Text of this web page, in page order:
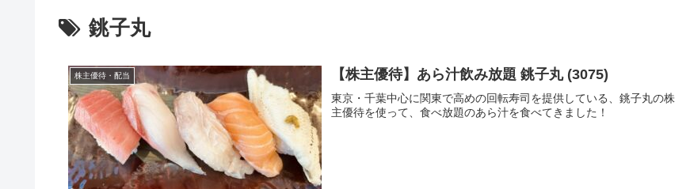
銚子丸
株主優待・配当 【株主優待】あら汁飲み放題 銚子丸 (3075)
東京・千葉中心に関東で高めの回転寿司を提供している、銚子丸の株
主優待を使って、食べ放題のあら汁を食べてきました！